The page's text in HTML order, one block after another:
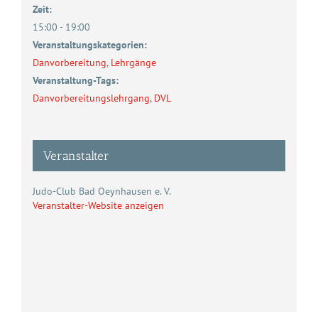
Zeit:
15:00 - 19:00
Veranstaltungskategorien:
Danvorbereitung, Lehrgänge
Veranstaltung-Tags:
Danvorbereitungslehrgang, DVL
Veranstalter
Judo-Club Bad Oeynhausen e. V.
Veranstalter-Website anzeigen